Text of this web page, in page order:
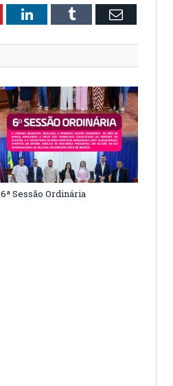
LinkedInTumblr Email
6ª Sessão Ordinária